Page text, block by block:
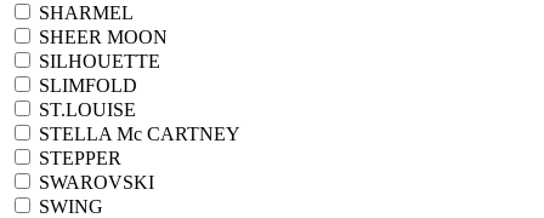
SHARMEL
SHEER MOON
SILHOUETTE
SLIMFOLD
ST.LOUISE
STELLA Mc CARTNEY
STEPPER
SWAROVSKI
SWING